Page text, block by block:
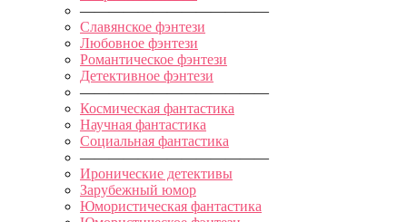
—————————————
Славянское фэнтези
Любовное фэнтези
Романтическое фэнтези
Детективное фэнтези
—————————————
Космическая фантастика
Научная фантастика
Социальная фантастика
—————————————
Иронические детективы
Зарубежный юмор
Юмористическая фантастика